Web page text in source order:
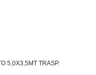
5,0X3,5MT TRASP.